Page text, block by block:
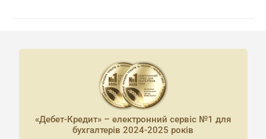
«Дебет-Кредит» – електронний сервіс №1 для
бухгалтерів 2024-2025 років